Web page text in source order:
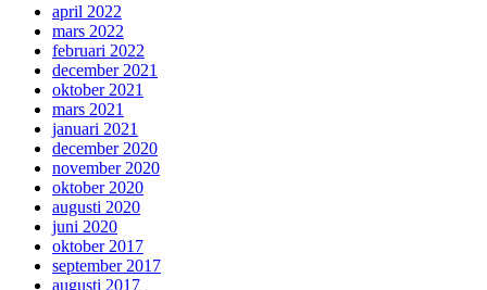
april 2022
mars 2022
februari 2022
december 2021
oktober 2021
mars 2021
januari 2021
december 2020
november 2020
oktober 2020
augusti 2020
juni 2020
oktober 2017
september 2017
augusti 2017